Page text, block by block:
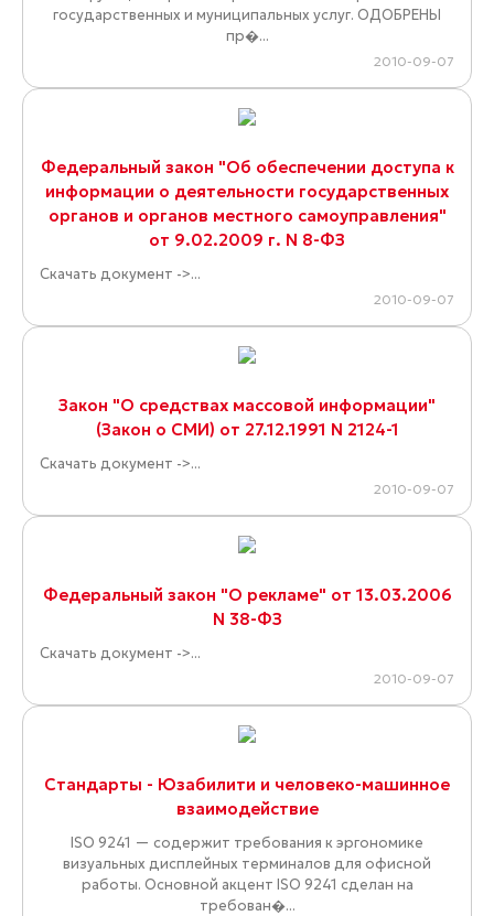
государственных и муниципальных услуг. ОДОБРЕНЫ
пр�...
2010-09-07
Федеральный закон "Об обеспечении доступа к
информации о деятельности государственных
органов и органов местного самоуправления"
от 9.02.2009 г. N 8-ФЗ
Скачать документ ->...
2010-09-07
Закон "О средствах массовой информации"
(Закон о СМИ) от 27.12.1991 N 2124-1
Скачать документ ->...
2010-09-07
Федеральный закон "О рекламе" от 13.03.2006
N 38-ФЗ
Скачать документ ->...
2010-09-07
Стандарты - Юзабилити и человеко-машинное
взаимодействие
ISO 9241 — содержит требования к эргономике
визуальных дисплейных терминалов для офисной
работы. Основной акцент ISO 9241 сделан на
требован�...